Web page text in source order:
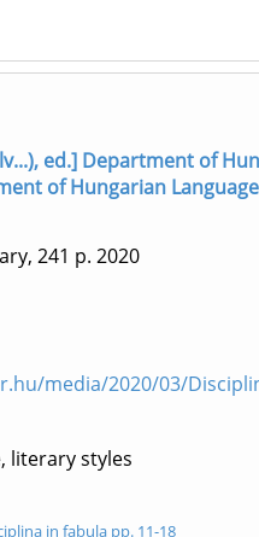
ed.] Department of
of Hungarian
241 p. 2020
media/2020/03/
literary styles
in fabula pp. 11-18